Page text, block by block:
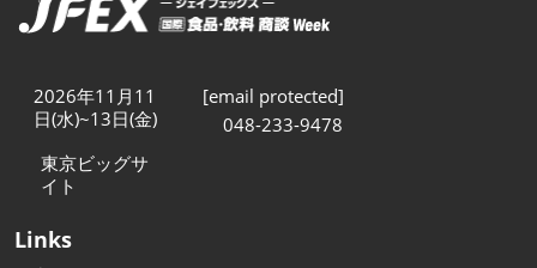
2026年11月11
日(水)~13日(金)
東京ビッグサ
イト
[email protected]
048-233-9478
Links